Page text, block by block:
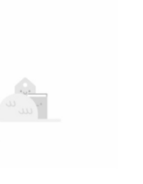
定市场需求来研发具有
子电池市场。未来，伴
料等在内的新型材料都
等特定应用行业将会有
于博研镍氢电池官网：